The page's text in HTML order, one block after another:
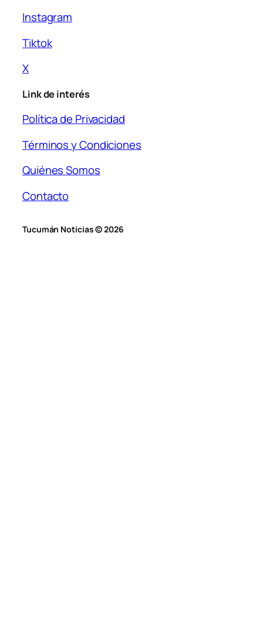
Instagram
Tiktok
X
Link de interés
Política de Privacidad
Términos y Condiciones
Quiénes Somos
Contacto
Tucumán Noticias © 2026